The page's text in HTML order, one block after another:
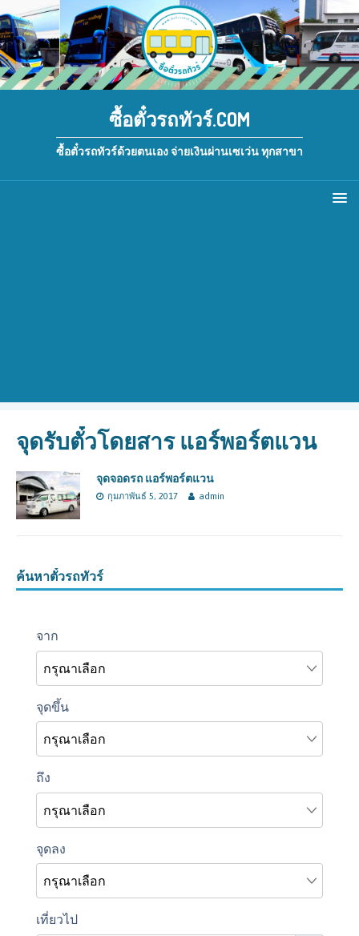
ซื้อตั๋วรถทัวร์.COM
ซื้อตั๋วรถทัวร์ด้วยตนเอง จ่ายเงินผ่านเซเว่น ทุกสาขา
จุดรับตั๋วโดยสาร แอร์พอร์ตแวน
จุดจอดรถ แอร์พอร์ตแวน
กุมภาพันธ์ 5, 2017 admin
ค้นหาตั๋วรถทัวร์